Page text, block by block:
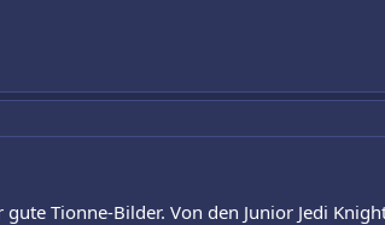
gute Tionne-Bilder. Von den Junior Jedi